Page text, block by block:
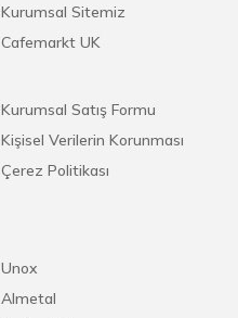
Kurumsal Sitemiz
Cafemarkt UK
Kurumsal Satış Formu
Kişisel Verilerin Korunması
Çerez Politikası
Unox
Almetal